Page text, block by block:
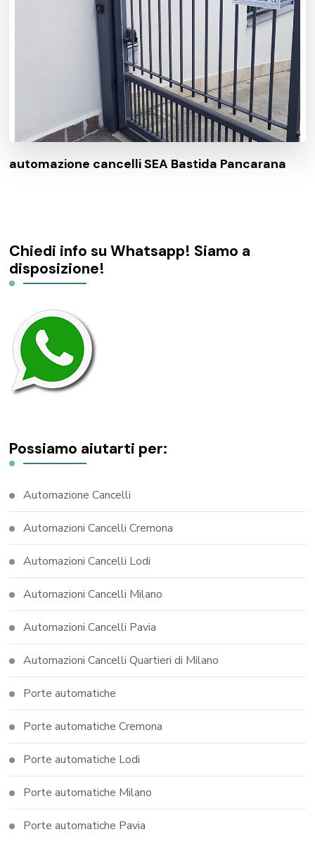
automazione cancelli SEA Bastida Pancarana
Chiedi info su Whatsapp! Siamo a
disposizione!
Possiamo aiutarti per:
Automazione Cancelli
Automazioni Cancelli Cremona
Automazioni Cancelli Lodi
Automazioni Cancelli Milano
Automazioni Cancelli Pavia
Automazioni Cancelli Quartieri di Milano
Porte automatiche
Porte automatiche Cremona
Porte automatiche Lodi
Porte automatiche Milano
Porte automatiche Pavia